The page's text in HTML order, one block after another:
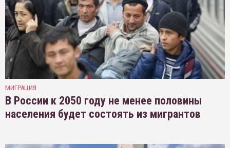
МИГРАЦИЯ
В России к 2050 году не менее половины
населения будет состоять из мигрантов